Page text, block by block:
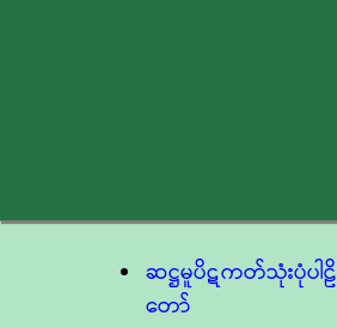
ဆဋ္ဌမူပိဋကတ်သုံးပုံပါဠိ
တော်